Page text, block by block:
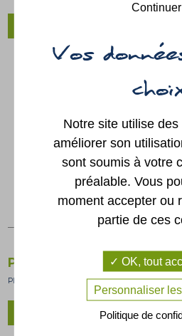
Par les routes D111 et D 210, à proximité de la
Gare routière d'Angers : 02 41 62 11 86
CONSEIL DÉPARTEMENTAL 49
Plan de la commune
Plan 2011 avec index des rues
TÉLÉCHARGER LE PLAN (PDF)
Notre site utilise
améliorer son
sont soumis à votre
préalable. Vous
moment accepter ou
partie de ces
OK, tout
Personnaliser
Politique de